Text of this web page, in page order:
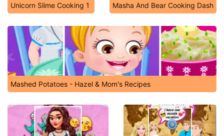
Unicorn Slime Cooking 1 Masha And Bear Cooking Dash
Mashed Potatoes - Hazel & Mom's Recipes